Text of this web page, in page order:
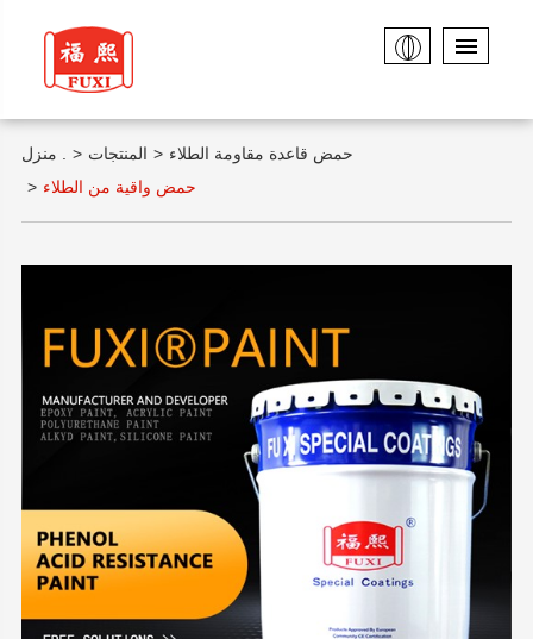
المنتجات
حمض قاعدة مقاومة الطلاء
حمض واقية من الطلاء